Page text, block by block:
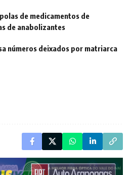
de medicamentos de
de anabolizantes
números deixados por matriarca